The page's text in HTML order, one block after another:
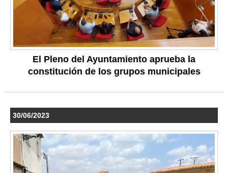
El Pleno del Ayuntamiento aprueba la
constitución de los grupos municipales
30/06/2023